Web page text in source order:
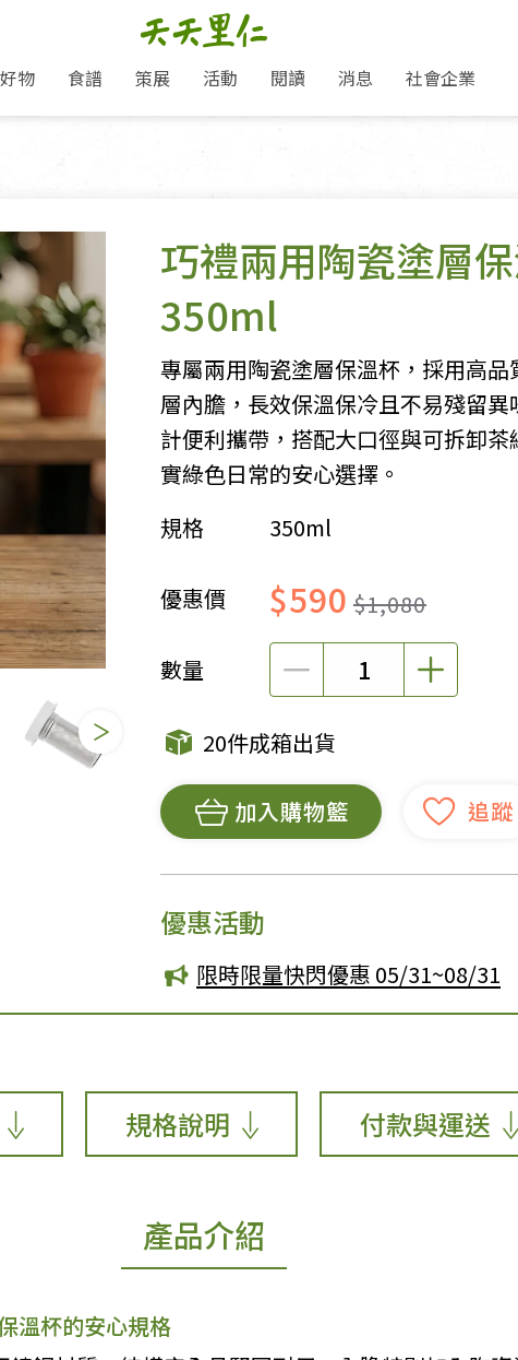
惠
超值好物特惠
熱銷人氣產品推薦
經典必買推薦
史瓦帝尼文化節
好物
熟食料理/調理包
包子饅頭/麵點
粽子/蘿蔔糕/年糕
素鬆/醬菜
甜品/冰品
麵包/糕點
中藥食材/調理包
衣飾鞋包
女裝
女內著居家
男裝
男內著居家
毛巾/浴巾/手帕
帽/口罩/配件/包包
嬰幼/兒童
圖書/宗教文物
敬經帛/書套
文具禮品/禮券
燈/燃燈油
食譜
飲品 主食 沙拉 點心
湯品
策展
「里仁誠食市集」永續新體驗
減塑 一起來！
綠色保育-我們的田, 牠們的家
里仁「史瓦帝尼文化節」
活動
產品推薦
閱讀
減塑微革命
少或無添加
友善耕作
支持弱勢
綠色保育
永續飲食
消息
態
態
生態保育
公益支持
獲獎肯定
聯名合作
社會企業
機蔬果把關
名卡
布下載
員
巧禮兩用陶瓷塗層
350ml
專屬兩用陶瓷塗層保溫杯，採用高
層內膽，長效保溫保冷且不易殘留
計便利攜帶，搭配大口徑與可拆卸
實綠色日常的安心選擇。
規格
350ml
優惠價 $590 $1,080
數量
20件成箱出貨
加入購物籃
優惠活動
限時限量快閃優惠 05/31~08/31
規格說明 付款與運送
產品介紹
溫杯的安心規格